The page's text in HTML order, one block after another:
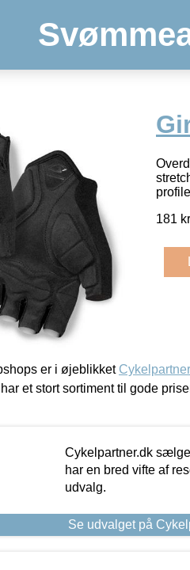
181
er i øjeblikket
et stort sortiment til gode
Cykelpartner.dk
har en bred vifte af
udvalg.
Se udvalget på